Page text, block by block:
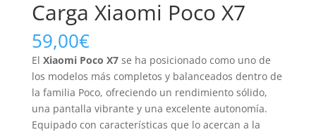
Carga Xiaomi Poco X7
59,00€
El Xiaomi Poco X7se ha posicionado como uno de
los modelos más completos y balanceados dentro de
la familia Poco, ofreciendo un rendimiento sólido,
una pantalla vibrante y una excelente autonomía.
Equipado con características que lo acercan a la